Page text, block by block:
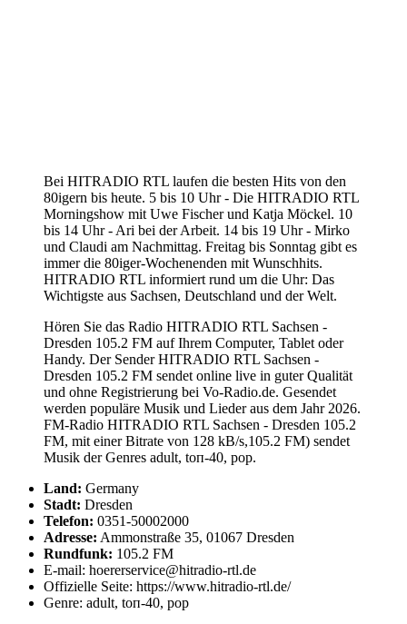
Bei HITRADIO RTL laufen die besten Hits von den
80igern bis heute. 5 bis 10 Uhr - Die HITRADIO RTL
Morningshow mit Uwe Fischer und Katja Möckel. 10
bis 14 Uhr - Ari bei der Arbeit. 14 bis 19 Uhr - Mirko
und Claudi am Nachmittag. Freitag bis Sonntag gibt es
immer die 80iger-Wochenenden mit Wunschhits.
HITRADIO RTL informiert rund um die Uhr: Das
Wichtigste aus Sachsen, Deutschland und der Welt.
Hören Sie das Radio HITRADIO RTL Sachsen -
Dresden 105.2 FM auf Ihrem Computer, Tablet oder
Handy. Der Sender HITRADIO RTL Sachsen -
Dresden 105.2 FM sendet online live in guter Qualität
und ohne Registrierung bei Vo-Radio.de. Gesendet
werden populäre Musik und Lieder aus dem Jahr 2026.
FM-Radio HITRADIO RTL Sachsen - Dresden 105.2
FM, mit einer Bitrate von 128 kB/s,105.2 FM) sendet
Musik der Genres adult, tоп-40, pop.
Land: Germany
Stadt: Dresden
Telefon: 0351-50002000
Adresse: Ammonstraße 35, 01067 Dresden
Rundfunk: 105.2 FM
E-mail: hoererservice@hitradio-rtl.de
Offizielle Seite: https://www.hitradio-rtl.de/
Genre: adult, tоп-40, pop